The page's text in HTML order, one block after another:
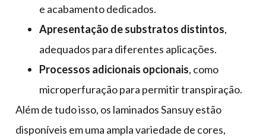
e acabamento dedicados.
Apresentação de substratos distintos,
adequados para diferentes aplicações.
Processos adicionais opcionais, como
microperfuração para permitir transpiração.
Além de tudo isso, os laminados Sansuy estão
disponíveis em uma ampla variedade de cores,